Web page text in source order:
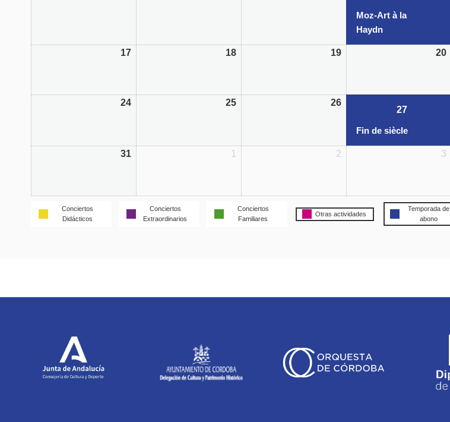
Moz-Art à la
Haydn
17 18 19 20
24 25 26
27
Fin de siècle
31 1 2 3
Conciertos
Didácticos
Conciertos
Extraordinarios
Conciertos
Familiares
Otras actividades
Temporada de
abono